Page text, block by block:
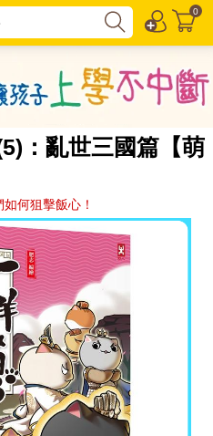
0
：亂世三國篇【萌
何狙擊飯心！